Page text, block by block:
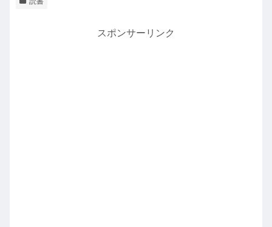
スポンサーリンク